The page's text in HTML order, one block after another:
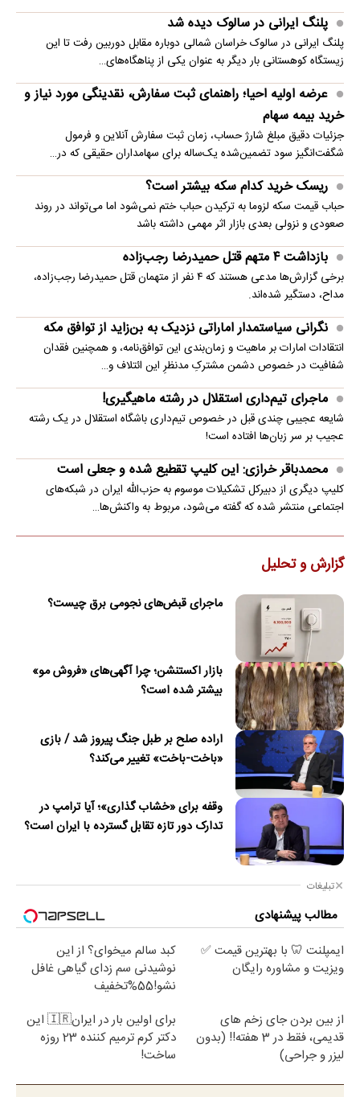
پلنگ ایرانی در سالوک دیده شد
پلنگ ایرانی در سالوک خراسان شمالی دوباره مقابل دوربین رفت تا این
زیستگاه کوهستانی بار دیگر به عنوان یکی از پناهگاه‌های…
عرضه اولیه احیا؛ راهنمای ثبت سفارش، نقدینگی مورد نیاز و
خرید بیمه سهام
جزئیات دقیق مبلغ شارژ حساب، زمان ثبت سفارش آنلاین و فرمول
شگفت‌انگیز سود تضمین‌شده یک‌ساله برای سهامداران حقیقی که در…
ریسک خرید کدام سکه بیشتر است؟
حباب قیمت سکه لزوما به ترکیدن حباب ختم نمی‌شود اما می‌تواند در روند
صعودی و نزولی بعدی بازار اثر مهمی داشته باشد
بازداشت ۴ متهم قتل حمیدرضا رجب‌زاده
برخی گزارش‌ها مدعی هستند که ۴ نفر از متهمان قتل حمیدرضا رجب‌زاده،
مداح، دستگیر شده‌اند.
نگرانی سیاستمدار اماراتی نزدیک به بن‌زاید از توافق مکه
انتقادات امارات بر ماهیت و زمان‌بندی این توافق‌نامه، و همچنین فقدان
شفافیت در خصوص دشمن مشترکِ مدنظرِ این ائتلاف و…
ماجرای تیم‌داری استقلال در رشته ماهیگیری!
شایعه عجیبی چندی قبل در خصوص تیم‌داری باشگاه استقلال در یک رشته
عجیب بر سر زبان‌ها افتاده است!
محمدباقر خرازی: این کلیپ تقطیع شده و جعلی است
کلیپ دیگری از دبیرکل تشکیلات موسوم به حزب‌الله ایران در شبکه‌های
اجتماعی منتشر شده که گفته می‌شود، مربوط به واکنش‌ها…
گزارش و تحلیل
ماجرای قبض‌های نجومی برق چیست؟
بازار اکستنشن؛ چرا آگهی‌های «فروش مو»
بیشتر شده است؟
اراده صلح بر طبل جنگ پیروز شد / بازی
«باخت-باخت» تغییر می‌کند؟
وقفه برای «خشاب گذاری»؛ آیا ترامپ در
تدارک دور تازه تقابل گسترده با ایران است؟
تبلیغات
مطالب پیشنهادی
ایمپلنت 🦷 با بهترین قیمت ✅
ویزیت و مشاوره رایگان
کبد سالم میخوای؟ از این
نوشیدنی سم زدای گیاهی غافل
نشو!55%تخفیف
از بین بردن جای زخم های
قدیمی، فقط در 3 هفته!! (بدون
لیزر و جراحی)
برای اولین بار در ایران🇮🇷 این
دکتر کرم ترمیم کننده 23 روزه
ساخت!